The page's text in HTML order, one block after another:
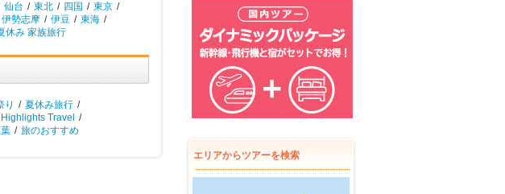
仙台 / 東北 / 四国 / 東京 /
伊勢志摩 / 伊豆 / 東海 /
休み 家族旅行
り / 夏休み旅行 /
Travel
/
/ 旅のおすすめ
エリアからツアーを検索